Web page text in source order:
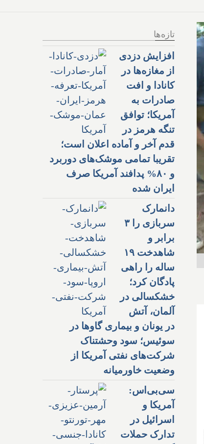
تازه‌ها
افزایش دزدی
از مغازه‌ها در
کانادا و افت
صادرات به
آمریکا؛ توافق
تنگه هرمز در
قدم آخر و آماده اعلان است؛
تقریبا تمامی موشک‌های دوربرد
و ۸۰% پدافند آمریکا صرف
ایران شده
دانمارک
سربازی را ۳
برابر و
شاهدخت ۱۹
ساله را راهی
پادگان کرد؛
خشکسالی در
آلمان، آتش
در یونان و بیماری گاوها در
سوئیس؛ سود وحشتناک
شرکت‌های نفتی آمریکا از
وضعیت خاورمیانه
سی‌بی‌اس:
آمریکا و
اسرائیل در
تدارک حملات